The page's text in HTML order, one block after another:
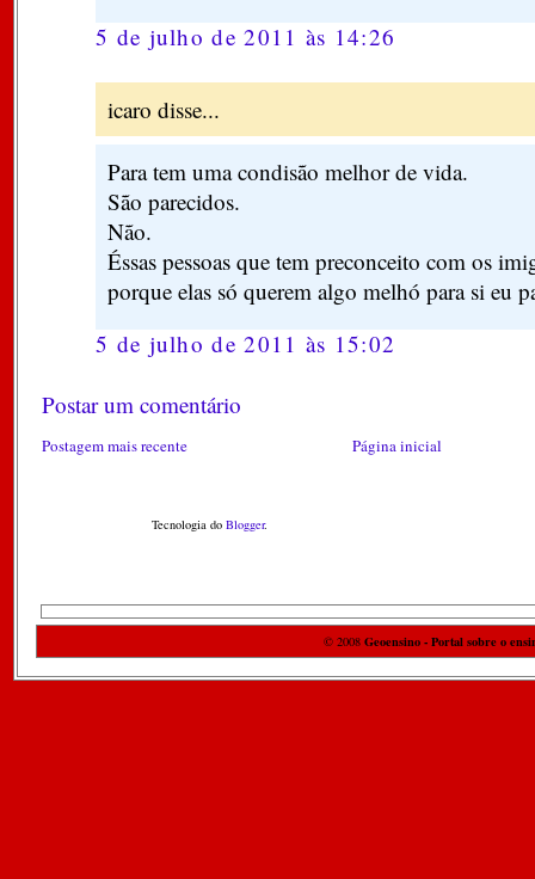
5 de julho de 2011 às 14:26
icaro disse...
Para tem uma condisão melhor de vida.
São parecidos.
Não.
Éssas pessoas que tem preconceito com os
porque elas só querem algo melhó para si eu
5 de julho de 2011 às 15:02
Postar um comentário
Postagem mais recente Página inicial
Tecnologia do Blogger.
© 2008 Geoensino - Portal sobre o